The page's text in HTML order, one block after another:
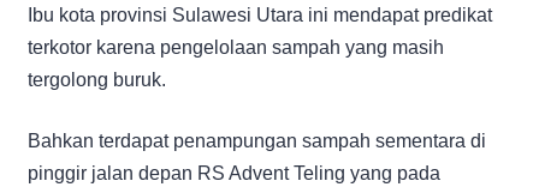
Ibu kota provinsi Sulawesi Utara ini mendapat predikat
terkotor karena pengelolaan sampah yang masih
tergolong buruk.
Bahkan terdapat penampungan sampah sementara di
pinggir jalan depan RS Advent Teling yang pada